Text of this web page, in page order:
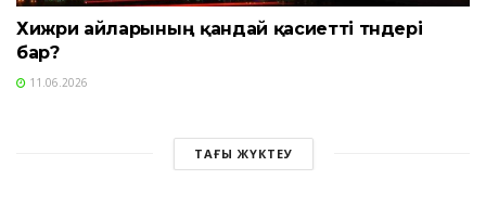
Хижри айларының қандай қасиетті түндері
бар?
11.06.2026
ТАҒЫ ЖҮКТЕУ